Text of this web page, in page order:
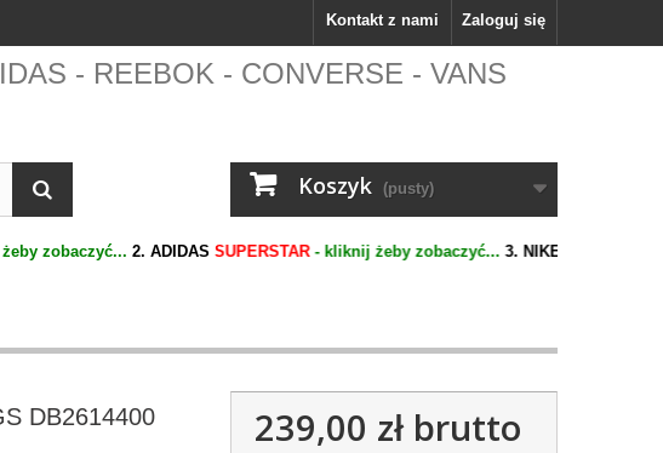
Zaloguj się
Kontakt z nami
- REEBOK - CONVERSE - VANS
Koszyk (pusty)
2. ADIDAS SUPERSTAR- kliknij żeby zobaczyć... 3. NIKEAIR MAX 270
DB2614400 239,00 złbrutto